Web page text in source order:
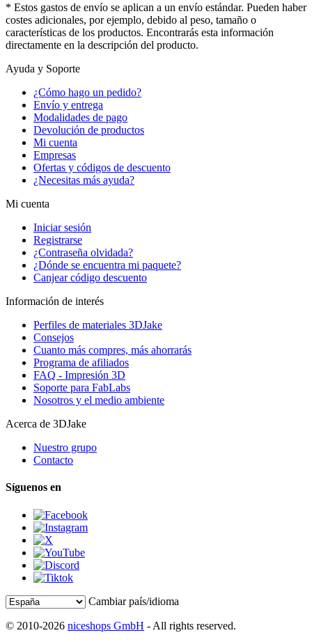
* Estos gastos de envío se aplican a un envío estándar. Pueden haber
costes adicionales, por ejemplo, debido al peso, tamaño o
características de los productos. Encontrarás esta información
directamente en la descripción del producto.
Ayuda y Soporte
¿Cómo hago un pedido?
Envío y entrega
Modalidades de pago
Devolución de productos
Mi cuenta
Empresas
Ofertas y códigos de descuento
¿Necesitas más ayuda?
Mi cuenta
Iniciar sesión
Registrarse
¿Contraseña olvidada?
¿Dónde se encuentra mi paquete?
Canjear código descuento
Información de interés
Perfiles de materiales 3DJake
Consejos
Cuanto más compres, más ahorrarás
Programa de afiliados
FAQ - Impresión 3D
Soporte para FabLabs
Nosotros y el medio ambiente
Acerca de 3DJake
Nuestro grupo
Contacto
Síguenos en
Cambiar país/idioma
© 2010-2026 niceshops GmbH - All rights reserved.